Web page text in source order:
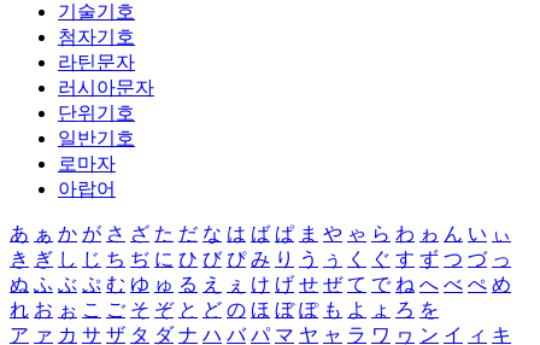
기술기호
첨자기호
라틴문자
러시아문자
단위기호
일반기호
로마자
아랍어
あ ぁ か が さ ざ た だ な は ば ぱ ま や ゃ ら わ ゎ ん い ぃ
き ぎ し じ ち ぢ に ひ び ぴ み り う ぅ く ぐ す ず つ づ っ
ぬ ふ ぶ ぷ む ゆ ゅ る え ぇ け げ せ ぜ て で ね へ べ ぺ め
れ お ぉ こ ご そ ぞ と ど の ほ ぼ ぽ も よ ょ ろ を
ア ァ カ サ ザ タ ダ ナ ハ バ パ マ ヤ ャ ラ ワ ヮ ン イ ィ キ